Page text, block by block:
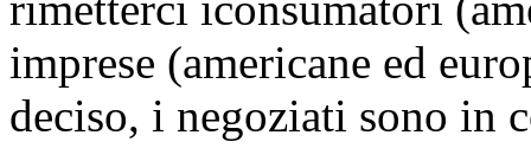
imprese (americane ed
deciso, i negoziati sono in